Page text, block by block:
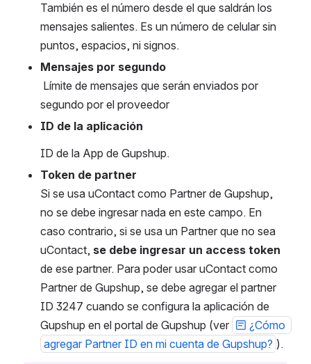
También es el número desde el que saldrán los
mensajes salientes. Es un número de celular sin
puntos, espacios, ni signos.
Mensajes por segundo
segundo por el proveedor
ID de la aplicación
ID de la App de Gupshup.
Token de partner
Si se usa uContact como Partner de Gupshup,
no se debe ingresar nada en este campo. En
caso contrario, si se usa un Partner que no sea
uContact, se debe ingresar un access token
de ese partner. Para poder usar uContact como
Partner de Gupshup, se debe agregar el partner
ID 3247 cuando se configura la aplicación de
Gupshup en el portal de Gupshup (ver
¿Cómo
agregar Partner ID en mi cuenta de Gupshup? ).